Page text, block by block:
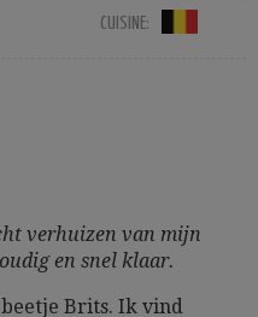
CUISINE:
verhuizen van mijn
en snel klaar.
Brits. Ik vind